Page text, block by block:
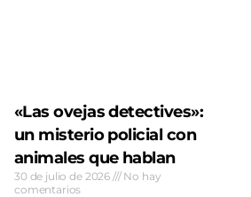
«Las ovejas detectives»:
un misterio policial con
animales que hablan
30 de julio de 2026
No hay
comentarios